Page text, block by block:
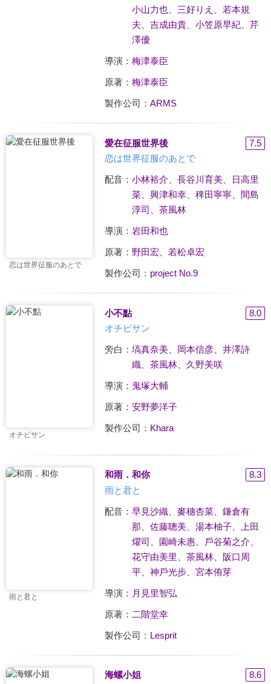
小山力也、 三好りえ
若本規
夫
吉成由貴、 小笠原早紀、 芹
澤優
導演： 梅津泰臣
原著： 梅津泰臣
製作公司： ARMS
恋は世界征服のあとで
愛在征服世界後
7.5
恋は世界征服のあとで
配音： 小林裕介 長谷川育美、
日高里
菜、 興津和幸、 稗田寧寧、 間島
淳司
茶風林
導演： 岩田和也
原著： 野田宏 若松卓宏
製作公司： project No.9
オチビサン
小不點
8.0
オチビサン
旁白： 塙真奈美、 岡本信彦、 井澤詩
織、 茶風林、 久野美咲
導演： 鬼塚大輔
原著： 安野夢洋子
製作公司： Khara
雨と君と
和雨．和你
8.3
雨と君と
配音： 早見沙織、 麥穗杏菜、 鎌倉有
那
佐藤聰美、 湯本柚子、
上田
燿司
園崎未惠、 戶谷菊之介
花守由美里
茶風林、 阪口周
平、 神戶光步、 宮本侑芽
導演： 月見里智弘
原著： 二階堂幸
製作公司： Lesprit
海螺小姐
8.6